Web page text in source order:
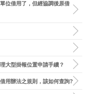
位借用了，但經協調後原借
大型掛報位置申請手續？
用辦法之規則，該如何查詢?